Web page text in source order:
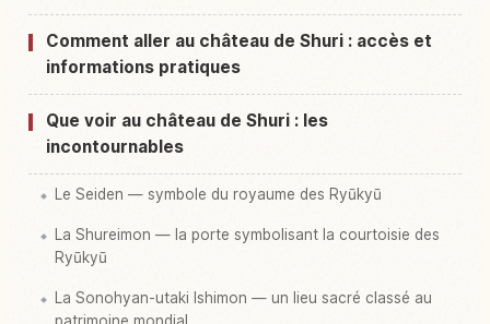
Comment aller au château de Shuri : accès et
informations pratiques
Que voir au château de Shuri : les
incontournables
Le Seiden — symbole du royaume des Ryūkyū
La Shureimon — la porte symbolisant la courtoisie des
Ryūkyū
La Sonohyan-utaki Ishimon — un lieu sacré classé au